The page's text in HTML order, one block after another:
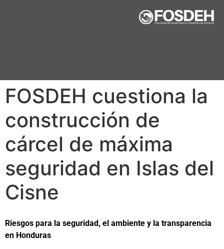
FOSDEH cuestiona la
construcción de
cárcel de máxima
seguridad en Islas del
Cisne
Riesgos para la seguridad, el ambiente y la transparencia
en Honduras